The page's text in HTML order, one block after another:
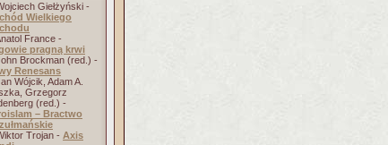
Giełżyński -
Wielkiego
France -
pragną krwi
Brockman (red.) -
Renesans
Wójcik, Adam A.
Grzegorz
(red.) -
– Bractwo
Trojan - Axis